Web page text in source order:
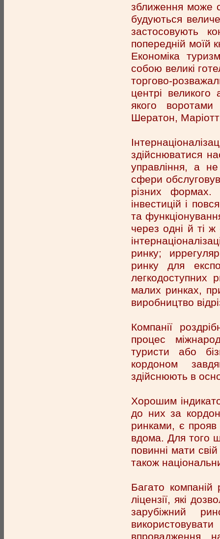
зближення може
будуються
застосовують
попередній моїй
Економіка
собою великі
торгово-
центрі великого
якого
Шератон, Маріотт
здійснюватися
управління, а
сфери
різних
інвестицій і
та
через одні й ті ж
ринку;
ринку для
легкодоступних
малих ринках,
виробництво
Компанії
процес
туристи або
кордоном
здійснюють в
Хорошим
до них за
ринками, є прояв
вдома. Для того
повинні мати
також
Багато компаній
ліцензії, які
зарубіжний
впровадження